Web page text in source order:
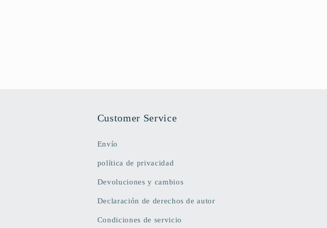
Customer Service
Envío
política de privacidad
Devoluciones y cambios
Declaración de derechos de autor
Condiciones de servicio